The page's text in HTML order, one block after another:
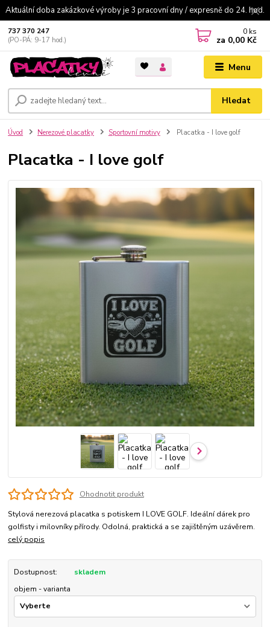
Aktuální doba zakázkové výroby je 3 pracovní dny / expresně do 24. hod.
Menu
Hledat
737 370 247
(PO-PÁ: 9-17 hod.)
0 ks
za 0,00 Kč
Úvod Nerezové placatky Sportovní motivy Placatka - I love golf
Placatka - I love golf
Ohodnotit produkt
Stylová nerezová placatka s potiskem I LOVE GOLF. Ideální dárek pro
golfisty i milovníky přírody. Odolná, praktická a se zajištěným uzávěrem.
celý popis
Dostupnost:
skladem
objem - varianta